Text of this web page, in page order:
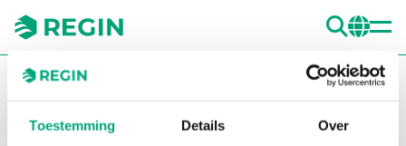
Toestemming Details Over
You are here:
Regin Producten
Air Pressure
L-shaped mounting bracket
DBZ-14B